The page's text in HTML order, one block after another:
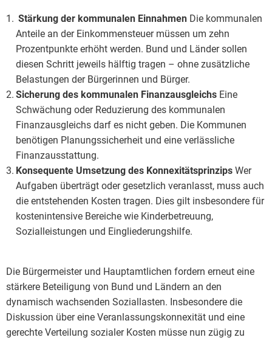
Stärkung der kommunalen Einnahmen Die kommunalen
Anteile an der Einkommensteuer müssen um zehn
Prozentpunkte erhöht werden. Bund und Länder sollen
diesen Schritt jeweils hälftig tragen – ohne zusätzliche
Belastungen der Bürgerinnen und Bürger.
Sicherung des kommunalen Finanzausgleichs Eine
Schwächung oder Reduzierung des kommunalen
Finanzausgleichs darf es nicht geben. Die Kommunen
benötigen Planungssicherheit und eine verlässliche
Finanzausstattung.
Konsequente Umsetzung des KonnexitätsprinzipsWer
Aufgaben überträgt oder gesetzlich veranlasst, muss auch
die entstehenden Kosten tragen. Dies gilt insbesondere für
kostenintensive Bereiche wie Kinderbetreuung,
Sozialleistungen und Eingliederungshilfe.
Die Bürgermeister und Hauptamtlichen fordern erneut eine
stärkere Beteiligung von Bund und Ländern an den
dynamisch wachsenden Soziallasten. Insbesondere die
Diskussion über eine Veranlassungskonnexität und eine
gerechte Verteilung sozialer Kosten müsse nun zügig zu